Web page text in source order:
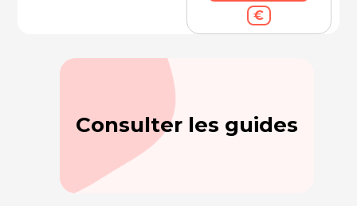
€
Consulter les guides